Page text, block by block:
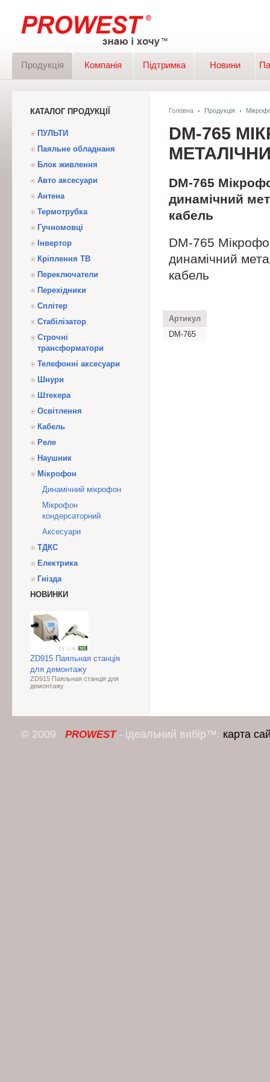
Продукція Компанія Підтримка Новини
КАТАЛОГ ПРОДУКЦІЇ
ПУЛЬТИ
Паяльне обладнаня
Блок живлення
Авто аксесуари
Антена
Термотрубка
Гучномовці
Інвертор
Кріплення ТВ
Переключатели
Перехідники
Сплітер
Стабілізатор
Строчні
трансформатори
Телефонні аксесуари
Шнури
Штекера
Освітлення
Кабель
Реле
Наушник
Мікрофон
Динамічний мікрофон
Мікрофон
кондерсаторний
Аксесуари
ТДКС
Електрика
Гнізда
НОВИНКИ
ZD915 Паяльная станція
для демонтажу
ZD915 Паяльная станція для
демонтажу
Головна Продукція
DM-765
DM-765
динамічний
кабель
DM-765
динамічний
кабель
Артикул
DM-765
© 2009 PROWEST- ідеальний вибір™. карта